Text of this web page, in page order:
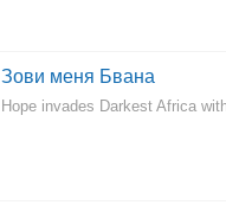
Зови меня Бвана
Hope invades Darkest Africa